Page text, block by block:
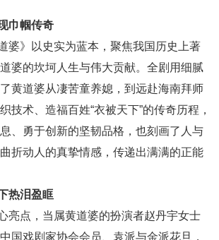
巾帼传奇
》以史实为蓝本，聚焦我国历史上著
婆的坎坷人生与伟大贡献。全剧用细腻
黄道婆从凄苦童养媳，到远赴海南拜师
技术、造福百姓“衣被天下”的传奇历程，
、勇于创新的坚韧品格，也刻画了人与
折动人的真挚情感，传递出满满的正能
热泪盈眶
点，当属黄道婆的扮演者赵丹宇女士
国戏剧家协会会员、袁派与金派花旦，